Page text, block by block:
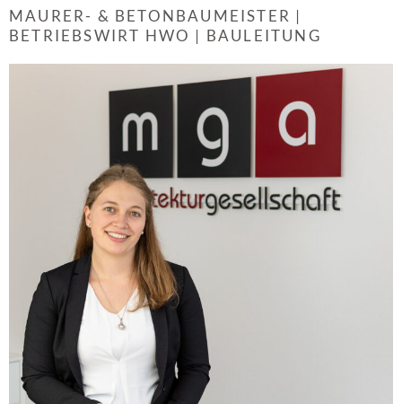
MAURER- & BETONBAUMEISTER |
BETRIEBSWIRT HWO | BAULEITUNG